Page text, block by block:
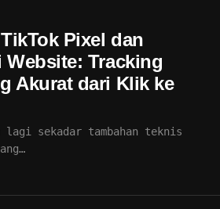
Pixel dan
Website: Tracking
Akurat dari Klik ke
lagi sekadar tambahan teknis